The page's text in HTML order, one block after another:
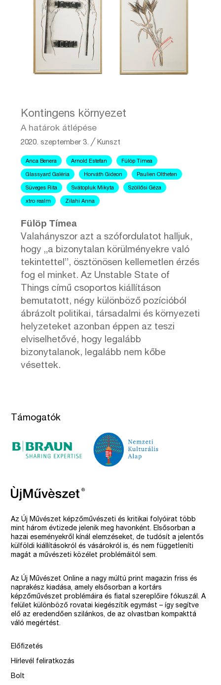
Kontingens környezet
A határok átlépése
2020. szeptember 3. ╱ Kunszt
Anca Benera Arnold Estefan Fülöp Tímea
Glassyard Galéria Horváth Gideon Paulien Oltheten
Süveges Rita Svätopluk Mikyta Szöllősi Géza
xtro realm Zilahi Anna
Fülöp Tímea
Valahányszor azt a szófordulatot halljuk,
hogy „a bizonytalan körülményekre való
tekintettel”, ösztönösen kellemetlen érzés
fog el minket. Az Unstable State of
Things című csoportos kiállításon
bemutatott, négy különböző pozícióból
ábrázolt politikai, társadalmi és környezeti
helyzeteket azonban éppen az teszi
elviselhetővé, hogy legalább
bizonytalanok, legalább nem kőbe
vésettek.
Támogatók
Az Új Művészet képzőművészeti és kritikai folyóirat több
mint három évtizede jelenik meg havonként. Elsősorban a
hazai eseményekről kínál elemzéseket, de tudósít a jelentős
külföldi kiállításokról és vásárokról is, és nem függetleníti
magát a művészeti közélet problémáitól sem.
Az Új Művészet Online a nagy múltú print magazin friss és
naprakész kiadása, amely elsősorban a kortárs
képzőművészet problémáira és fiatal szereplőire fókuszál. A
felület különböző rovatai kiegészítik egymást – így segítve
elő az eredendően szilánkos, de az olvastban kompakttá
váló megértést.
Előfizetés
Hírlevél feliratkozás
Bolt